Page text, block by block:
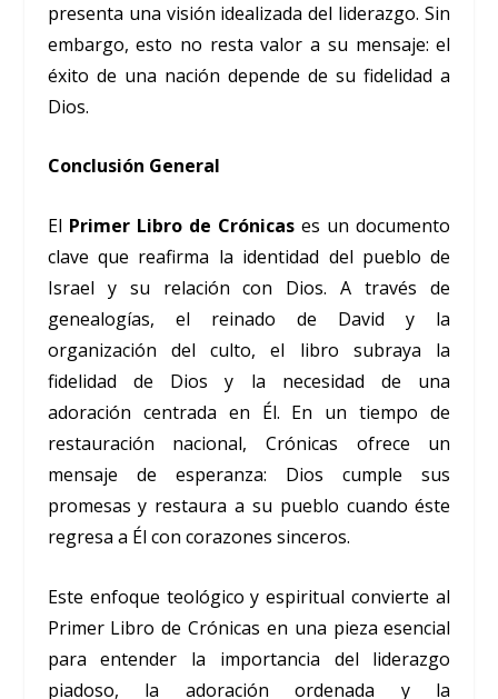
presenta una visión idealizada del liderazgo. Sin
embargo, esto no resta valor a su mensaje: el
éxito de una nación depende de su fidelidad a
Dios.
Conclusión General
El Primer Libro de Crónicas es un documento
clave que reafirma la identidad del pueblo de
Israel y su relación con Dios. A través de
genealogías, el reinado de David y la
organización del culto, el libro subraya la
fidelidad de Dios y la necesidad de una
adoración centrada en Él. En un tiempo de
restauración nacional, Crónicas ofrece un
mensaje de esperanza: Dios cumple sus
promesas y restaura a su pueblo cuando éste
regresa a Él con corazones sinceros.
Este enfoque teológico y espiritual convierte al
Primer Libro de Crónicas en una pieza esencial
para entender la importancia del liderazgo
piadoso, la adoración ordenada y la